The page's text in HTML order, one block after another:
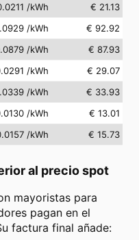
/kWh
€ 21.13
/kWh
€ 92.92
/kWh
€ 87.93
/kWh
€ 29.07
/kWh
€ 33.93
/kWh
€ 13.01
/kWh € 15.73
al precio spot
mayoristas para
pagan en el
factura final añade: